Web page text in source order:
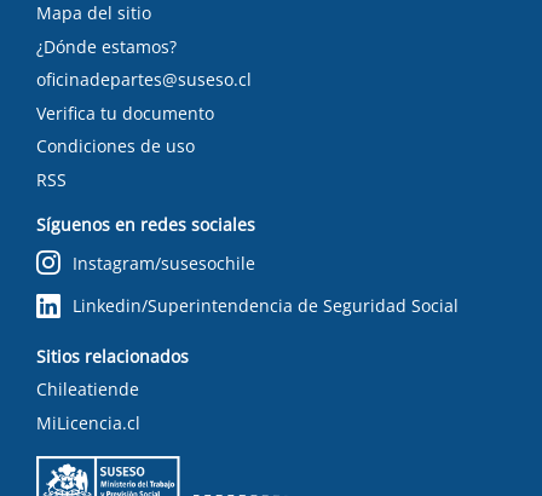
Mapa del sitio
¿Dónde estamos?
oficinadepartes@suseso.cl
Verifica tu documento
Condiciones de uso
RSS
Síguenos en redes sociales
Instagram/susesochile
Linkedin/Superintendencia de Seguridad Social
Sitios relacionados
Chileatiende
MiLicencia.cl